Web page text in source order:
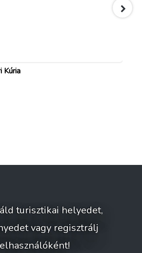
Kúria
turisztikai helyedet,
vagy regisztrálj